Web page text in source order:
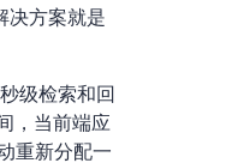
决方案就是
级检索和回
，当前端应
重新分配一